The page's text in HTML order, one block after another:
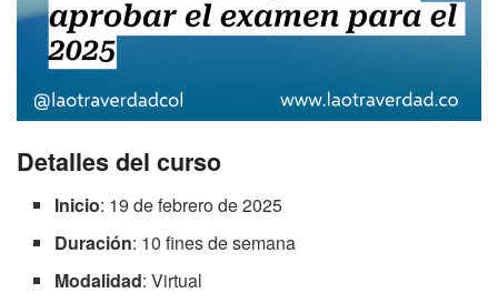
Detalles del curso
Inicio: 19 de febrero de 2025
Duración: 10 fines de semana
Modalidad: Virtual